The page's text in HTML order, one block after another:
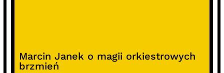
Marcin Janek o magii orkiestrowych
brzmień